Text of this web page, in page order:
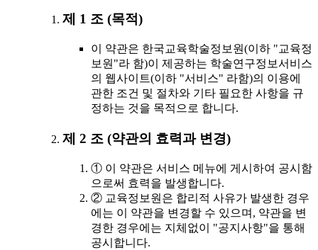
제 1 조 (목적)
이 약관은 한국교육학술정보원(이하 "교육정
보원"라 함)이 제공하는 학술연구정보서비스
의 웹사이트(이하 "서비스" 라함)의 이용에
관한 조건 및 절차와 기타 필요한 사항을 규
정하는 것을 목적으로 합니다.
제 2 조 (약관의 효력과 변경)
① 이 약관은 서비스 메뉴에 게시하여 공시함
으로써 효력을 발생합니다.
② 교육정보원은 합리적 사유가 발생한 경우
에는 이 약관을 변경할 수 있으며, 약관을 변
경한 경우에는 지체없이 "공지사항"을 통해
공시합니다.